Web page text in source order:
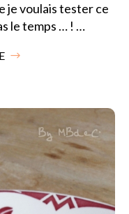
je voulais tester ce
le temps … ! …